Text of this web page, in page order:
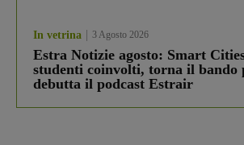
In vetrina 3 Agosto 2026
Estra Notizie agosto: Smart
studenti coinvolti, torna il bando
debutta il podcast Estrair